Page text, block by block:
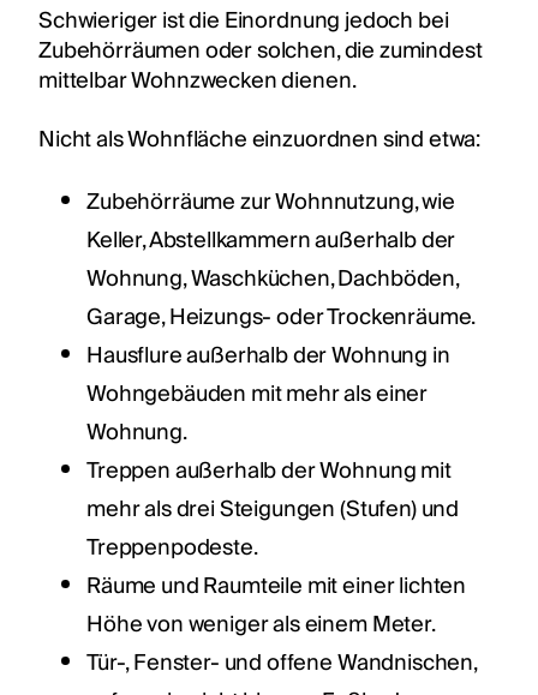
Schwieriger ist die Einordnung jedoch bei
Zubehörräumen oder solchen, die zumindest
mittelbar Wohnzwecken dienen.
Nicht als Wohnfläche einzuordnen sind etwa:
Zubehörräume zur Wohnnutzung, wie
Keller, Abstellkammern außerhalb der
Wohnung, Waschküchen, Dachböden,
Garage, Heizungs- oder Trockenräume.
Hausflure außerhalb der Wohnung in
Wohngebäuden mit mehr als einer
Wohnung.
Treppen außerhalb der Wohnung mit
mehr als drei Steigungen (Stufen) und
Treppenpodeste.
Räume und Raumteile mit einer lichten
Höhe von weniger als einem Meter.
Tür-, Fenster- und offene Wandnischen,